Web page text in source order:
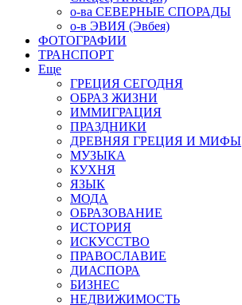
о-ва СЕВЕРНЫЕ СПОРАДЫ
о-в ЭВИЯ (Эвбея)
ФОТОГРАФИИ
ТРАНСПОРТ
Еще
ГРЕЦИЯ СЕГОДНЯ
ОБРАЗ ЖИЗНИ
ИММИГРАЦИЯ
ПРАЗДНИКИ
ДРЕВНЯЯ ГРЕЦИЯ И МИФЫ
МУЗЫКА
КУХНЯ
ЯЗЫК
МОДА
ОБРАЗОВАНИЕ
ИСТОРИЯ
ИСКУССТВО
ПРАВОСЛАВИЕ
ДИАСПОРА
БИЗНЕС
НЕДВИЖИМОСТЬ